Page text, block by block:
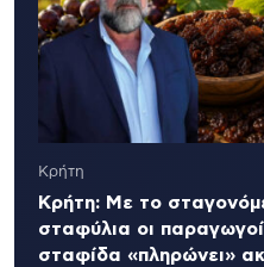
Κρήτη
Κρήτη: Με το
σταφύλια οι
σταφίδα «πληρώνει»